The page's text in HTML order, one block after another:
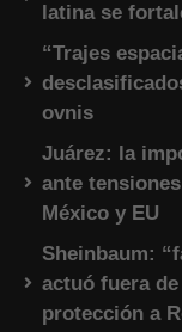
latina se
“Trajes
ovnis
Juárez: la
ante
México y EU
Sheinbaum:
actuó fuera
protección a